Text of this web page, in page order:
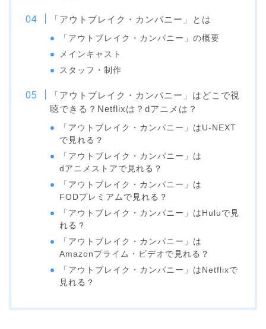
「アウトブレイク・カンパニー」とは
「アウトブレイク・カンパニー」の概要
メインキャスト
スタッフ・制作
「アウトブレイク・カンパニー」はどこで視
聴できる？Netflixは？dアニメは？
「アウトブレイク・カンパニー」は U-NEXT
で見れる？
「アウトブレイク・カンパニー」は
dアニメストア で見れる？
「アウトブレイク・カンパニー」は
FODプレミアム で見れる？
「アウトブレイク・カンパニー」は Hulu で見
れる？
「アウトブレイク・カンパニー」は
Amazonプライム・ビデオ で見れる？
「アウトブレイク・カンパニー」は Netflixで
見れる？